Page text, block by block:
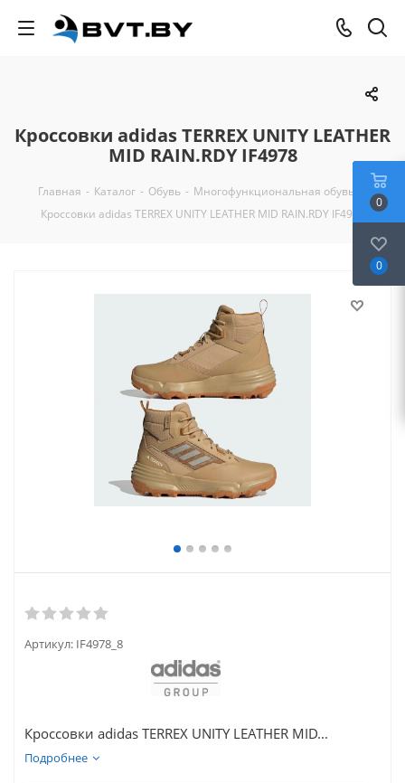
Кроссовки adidas TERREX UNITY LEATHER
MID RAIN.RDY IF4978
Главная - Каталог - Обувь - Многофункциональная обувь
Кроссовки adidas TERREX UNITY LEATHER MID RAIN.RDY IF4978
Артикул: IF4978_8
Кроссовки adidas TERREX UNITY LEATHER MID...
Подробнее
0
0